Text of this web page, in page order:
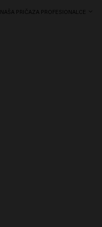
NAŠA PRIČA ZA PROFESIONALCE